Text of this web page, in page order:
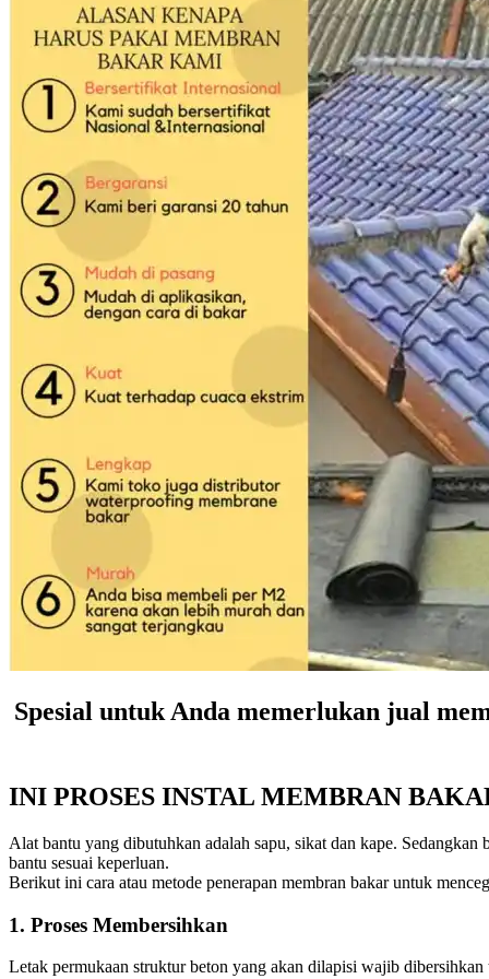
Spesial untuk Anda memerlukan jual
INI PROSES INSTAL MEMBRAN
Alat bantu yang dibutuhkan adalah sapu, sikat dan kape.
bantu sesuai keperluan.
Berikut ini cara atau metode penerapan membran bakar untuk
1. Proses Membersihkan
Letak permukaan struktur beton yang akan dilapisi wajib